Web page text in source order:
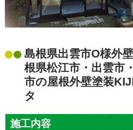
島根県出雲市O様外
根県松江市・出雲市
市の屋根外壁塗装
タ
施工内容